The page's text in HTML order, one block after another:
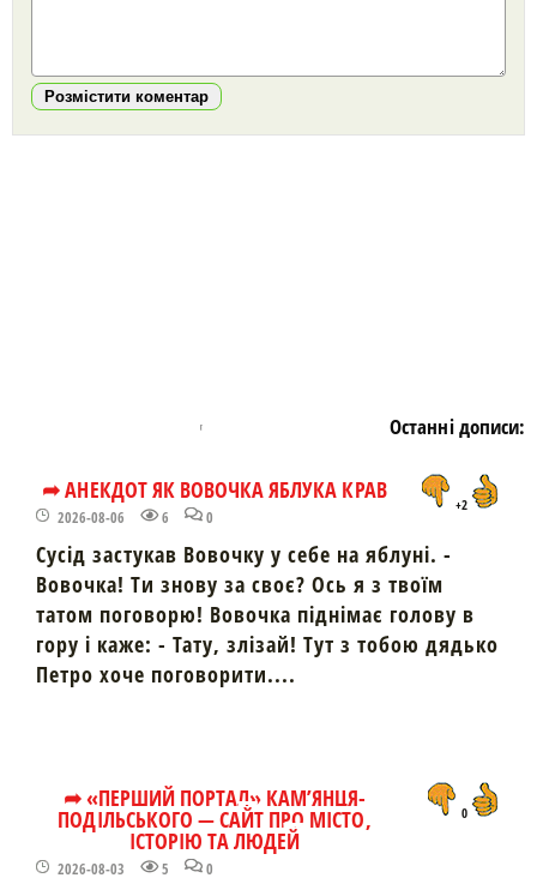
Розмістити коментар
Останні дописи:
➦ АНЕКДОТ ЯК ВОВОЧКА ЯБЛУКА КРАВ
2026-08-06 6 0
+2
Сусід застукав Вовочку у себе на яблуні. -
Вовочка! Ти знову за своє? Ось я з твоїм
татом поговорю! Вовочка піднімає голову в
гору і каже: - Тату, злізай! Тут з тобою дядько
Петро хоче поговорити....
➦ «ПЕРШИЙ ПОРТАЛ» КАМ’ЯНЦЯ-
ПОДІЛЬСЬКОГО — САЙТ ПРО МІСТО,
ІСТОРІЮ ТА ЛЮДЕЙ
2026-08-03 5 0
0